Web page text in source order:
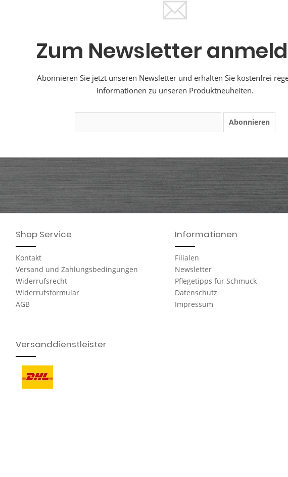
Zum Newsletter
Abonnieren Sie jetzt unseren Newsletter und erhalten Sie kostenfrei
Informationen zu unseren Produktneuheiten.
Abonnieren
Shop Service
Kontakt
Versand und Zahlungsbedingungen
Widerrufsrecht
Widerrufsformular
AGB
Informationen
Filialen
Newsletter
Pflegetipps für Schmuck
Datenschutz
Impressum
Versanddienstleister